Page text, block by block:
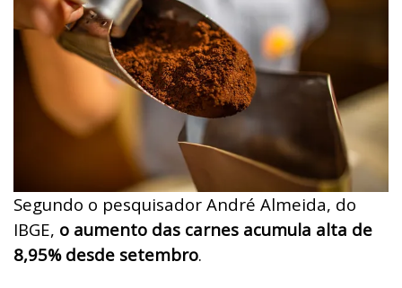
Segundo o pesquisador André Almeida, do
IBGE, o aumento das carnes acumula alta de
8,95% desde setembro.